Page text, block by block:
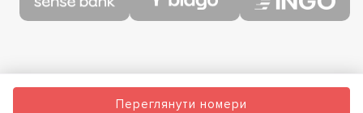
Переглянути номери